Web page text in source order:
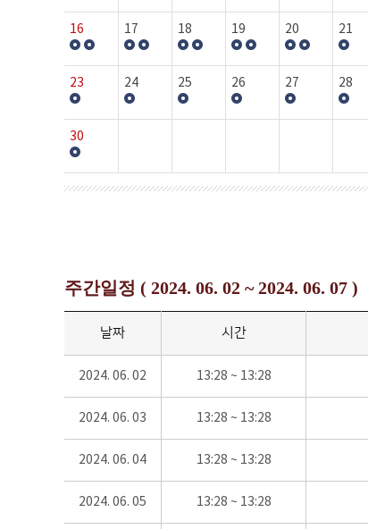
16 17 18 19 20 21
23 24 25 26 27 28
30
주간일정 ( 2024. 06. 02 ~ 2024. 06. 07 )
날짜 시간
2024. 06. 02 13:28 ~ 13:28
2024. 06. 03 13:28 ~ 13:28
2024. 06. 04 13:28 ~ 13:28
2024. 06. 05 13:28 ~ 13:28